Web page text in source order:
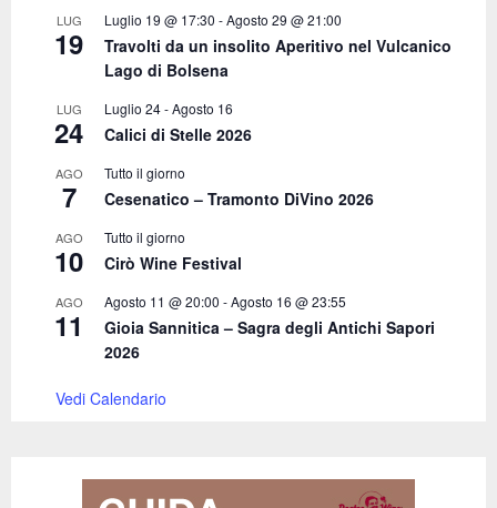
LUG
19
Luglio 19 @ 17:30 -Agosto 29 @ 21:00
Travolti da un insolito Aperitivo nel Vulcanico
Lago di Bolsena
LUG
24
Luglio 24-Agosto 16
Calici di Stelle 2026
AGO
7
Tutto il giorno
Cesenatico – Tramonto DiVino 2026
AGO
10
Tutto il giorno
Cirò Wine Festival
AGO
11
Agosto 11 @ 20:00 -Agosto 16 @ 23:55
Gioia Sannitica – Sagra degli Antichi Sapori
2026
Vedi Calendario